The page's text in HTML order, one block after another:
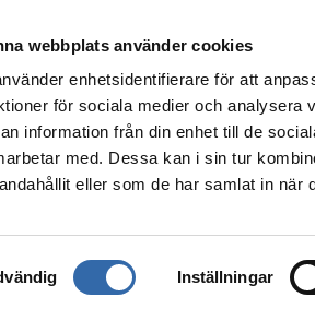
webbplats använder cookies
enhetsidentifierare för att
för sociala medier och analysera
information från din enhet till de
med. Dessa kan i sin tur
eller som de har samlat in när
Inställningar
BORÅS
Din säkerhet Företag
Din
Vi vill göra dig
och din omgivning i